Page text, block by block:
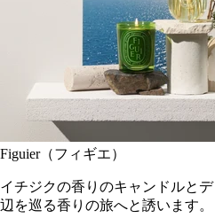
Figuier（フィギエ）
イチジクの香りのキャンドルと
辺を巡る香りの旅へと誘います。